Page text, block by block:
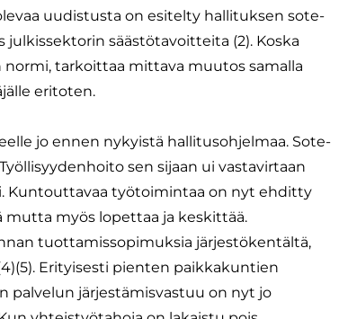
uudistusta on esitelty hallituksen sote-
säästötavoitteita (2). Koska
tarkoittaa mittava muutos samalla
eritoten.
jo ennen nykyistä hallitusohjelmaa. Sote-
sen sijaan ui vastavirtaan
Kuntouttavaa työtoimintaa on nyt ehditty
mutta myös lopettaa ja keskittää.
tuottamissopimuksia järjestökentältä,
Erityisesti pienten paikkakuntien
järjestämisvastuu on nyt jo